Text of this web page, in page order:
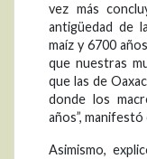
vez más
antigüedad de
maíz y 6700
que nuestras
que las de
donde los
años”,
Asimismo,